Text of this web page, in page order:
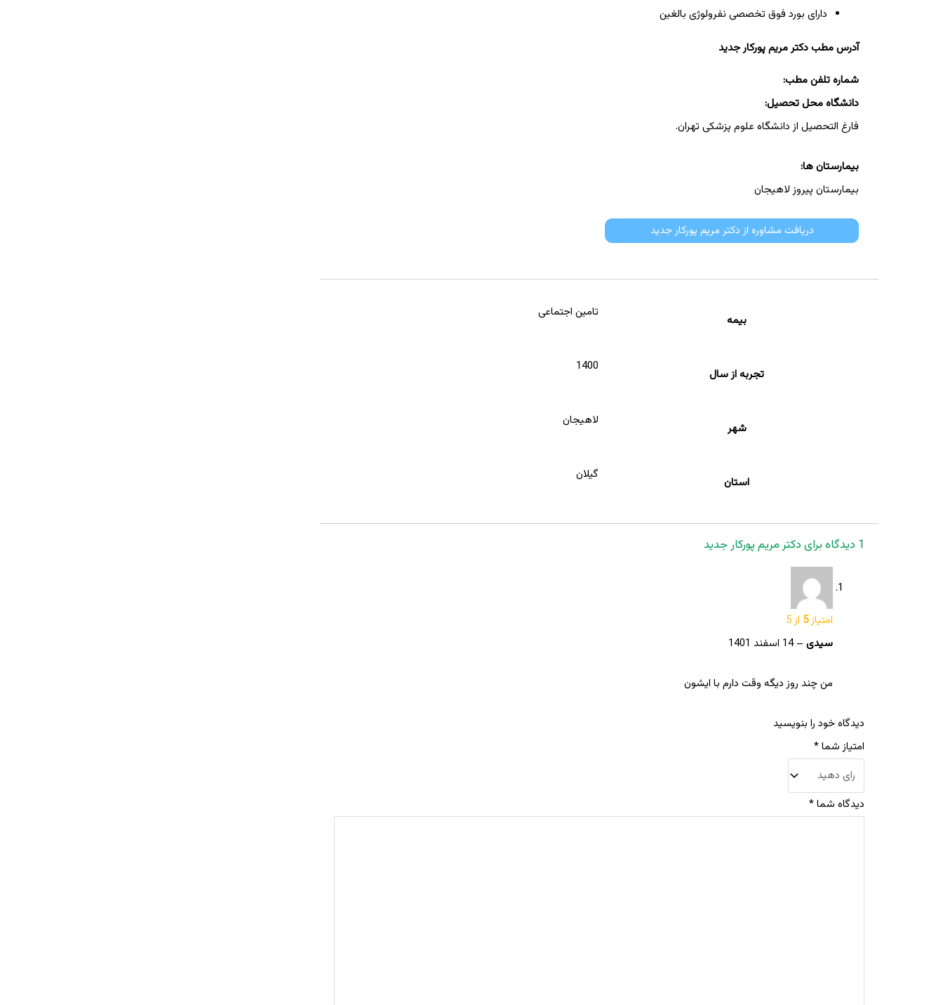
دارای بورد فوق تخصصی نفرولوژی بالغین
آدرس مطب دکتر مریم پورکار جدید
شماره تلفن مطب:
دانشگاه محل تحصیل:
فارغ التحصیل از دانشگاه علوم پزشکی تهران.
بیمارستان ها:
بیمارستان پیروز لاهیجان
دریافت مشاوره از دکتر مریم پورکار جدید
بیمه
تامین اجتماعی
تجربه از سال
1400
شهر
لاهیجان
استان
گیلان
1 دیدگاه برای دکتر مریم پورکار جدید
امتیاز5 از 5
سیدی – 14 اسفند 1401
من چند روز دیگه وقت دارم با ایشون
دیدگاه خود را بنویسید
امتیاز شما*
دیدگاه شما*